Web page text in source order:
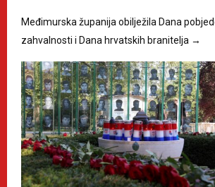
Međimurska županija obilježila Dana
zahvalnosti i Dana hrvatskih branitelja →